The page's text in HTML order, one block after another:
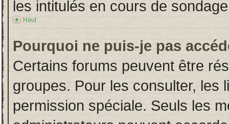
les intitulés en cours de
Haut
Pourquoi ne puis-je pas
Certains forums peuvent être
groupes. Pour les consulter, les
permission spéciale. Seuls les